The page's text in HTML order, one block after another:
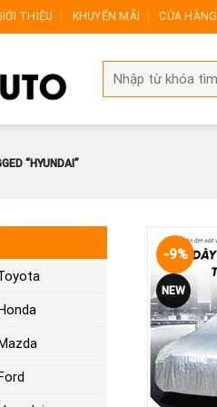
THIỆU KHUYẾN MÃI CỬA HÀNG
for:
“HYUNDAI”
-9%
NEW